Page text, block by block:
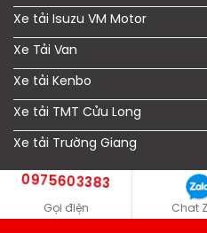
Xe tải Isuzu VM Motor
Xe Tải Van
Xe tải Kenbo
Xe tải TMT Cửu Long
Xe tải Trường Giang
0975603383
Gọi điện Chat